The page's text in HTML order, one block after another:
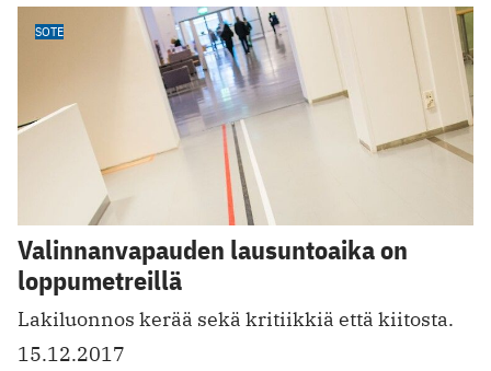
SOTE
Valinnanvapauden lausuntoaika on
loppumetreillä
Lakiluonnos kerää sekä kritiikkiä että kiitosta.
15.12.2017